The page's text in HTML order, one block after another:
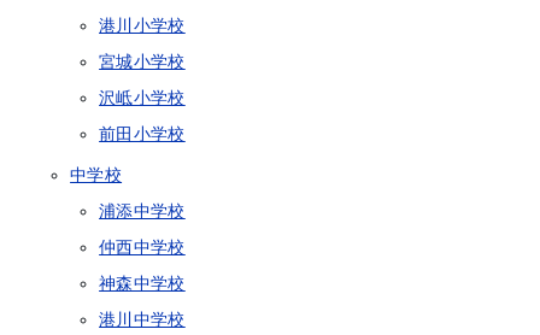
港川小学校
宮城小学校
沢岻小学校
前田小学校
中学校
浦添中学校
仲西中学校
神森中学校
港川中学校